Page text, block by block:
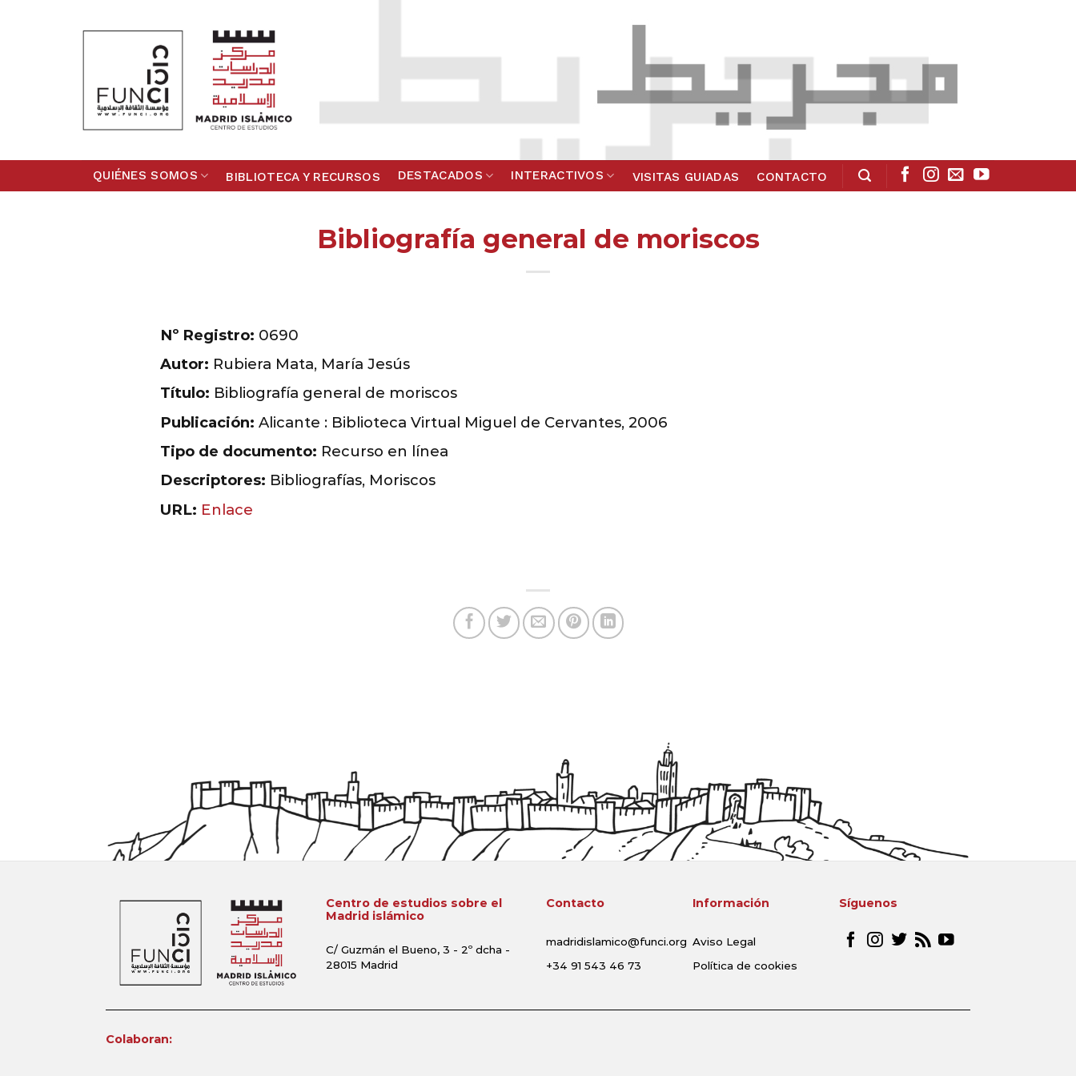
QUIÉNES SOMOS BIBLIOTECA Y RECURSOS DESTACADOS INTERACTIVOS VISITAS GUIADAS CONTACTO
Bibliografía general de moriscos
Nº Registro: 0690
Autor: Rubiera Mata, María Jesús
Título: Bibliografía general de moriscos
Publicación: Alicante : Biblioteca Virtual Miguel de Cervantes, 2006
Tipo de documento: Recurso en línea
Descriptores: Bibliografías, Moriscos
URL: Enlace
Centro de estudios sobre el
Madrid islámico
C/ Guzmán el Bueno, 3 - 2º dcha -
28015 Madrid
Contacto
madridislamico@funci.org
+34 91 543 46 73
Información
Aviso Legal
Política de cookies
Síguenos
Colaboran: